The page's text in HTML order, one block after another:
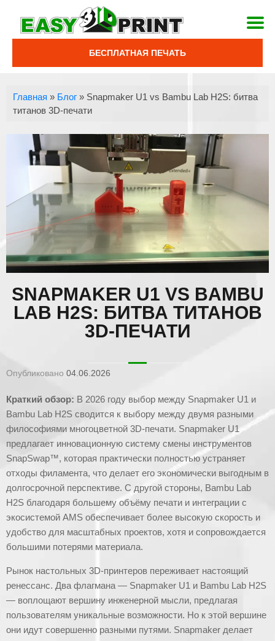
БЕСПЛАТНАЯ ПЕЧАТЬ
Главная » Блог » Snapmaker U1 vs Bambu Lab H2S: битва
титанов 3D-печати
SNAPMAKER U1 VS BAMBU
LAB H2S: БИТВА ТИТАНОВ
3D-ПЕЧАТИ
Опубликовано 04.06.2026
Краткий обзор: В 2026 году выбор между Snapmaker U1 и
Bambu Lab H2S сводится к выбору между двумя разными
философиями многоцветной 3D-печати. Snapmaker U1
предлагает инновационную систему смены инструментов
SnapSwap™, которая практически полностью устраняет
отходы филамента, что делает его экономически выгодным в
долгосрочной перспективе. С другой стороны, Bambu Lab
H2S благодаря большему объёму печати и интеграции с
экосистемой AMS обеспечивает более высокую скорость и
удобство для масштабных проектов, хотя и сопровождается
большими потерями материала.
Рынок настольных 3D-принтеров переживает настоящий
ренессанс. Два флагмана — Snapmaker U1 и Bambu Lab H2S
— воплощают вершину инженерной мысли, предлагая
пользователям уникальные возможности. Но к этой вершине
они идут совершенно разными путями. Snapmaker делает